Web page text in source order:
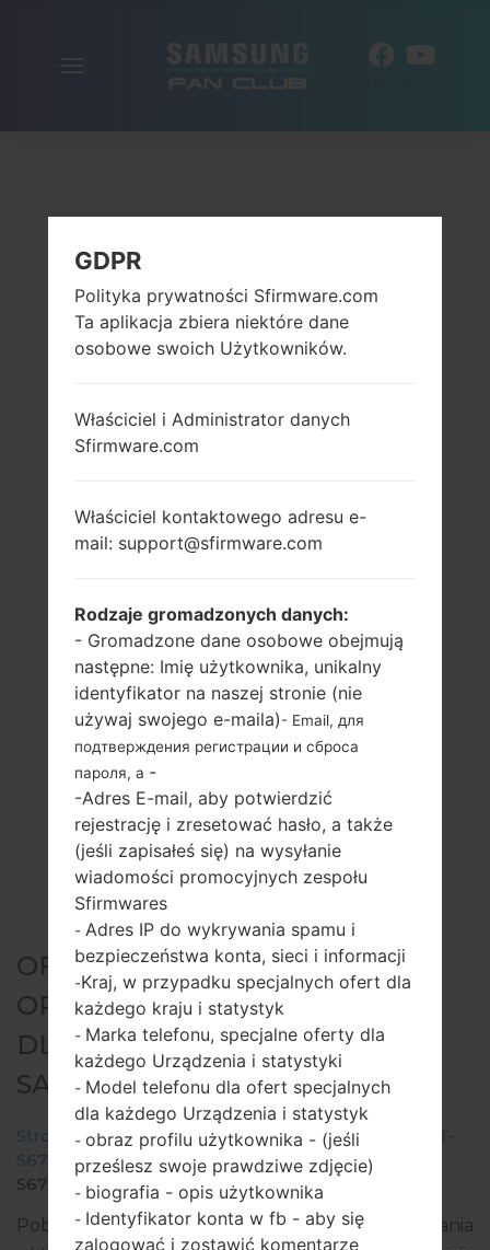
OFICJALNE
OPROGRAMOWANIE #135980
DLA: GT-S6790 -
SAMSUNGGALAXY FAME LITE
Strona startowa →Galaxy Fame Lite →SamsungGT-
S6790
→GT-
S6790_ECT_1_20140829161940_b6jl8krs16.zip
Pobierz najnowszą aktualizację oprogramowania
GDPR
Polityka prywatności Sfirmware.com
Ta aplikacja zbiera niektóre dane
osobowe swoich Użytkowników.
Właściciel i Administrator danych
Sfirmware.com
Właściciel kontaktowego adresu e-
mail: support@sfirmware.com
Rodzaje gromadzonych danych:
- Gromadzone dane osobowe obejmują
następne: Imię użytkownika, unikalny
identyfikator na naszej stronie (nie
używaj swojego e-maila)- Email, для
подтверждения регистрации и сброса
пароля, а -
-Adres E-mail, aby potwierdzić
rejestrację i zresetować hasło, a także
(jeśli zapisałeś się) na wysyłanie
wiadomości promocyjnych zespołu
Sfirmwares
- Adres IP do wykrywania spamu i
bezpieczeństwa konta, sieci i informacji
-Kraj, w przypadku specjalnych ofert dla
każdego kraju i statystyk
- Marka telefonu, specjalne oferty dla
każdego Urządzenia i statystyki
- Model telefonu dla ofert specjalnych
dla każdego Urządzenia i statystyk
- obraz profilu użytkownika - (jeśli
prześlesz swoje prawdziwe zdjęcie)
- biografia - opis użytkownika
- Identyfikator konta w fb - aby się
zalogować i zostawić komentarze